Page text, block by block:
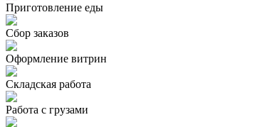
Приготовление еды
Сбор заказов
Оформление витрин
Складская работа
Работа с грузами